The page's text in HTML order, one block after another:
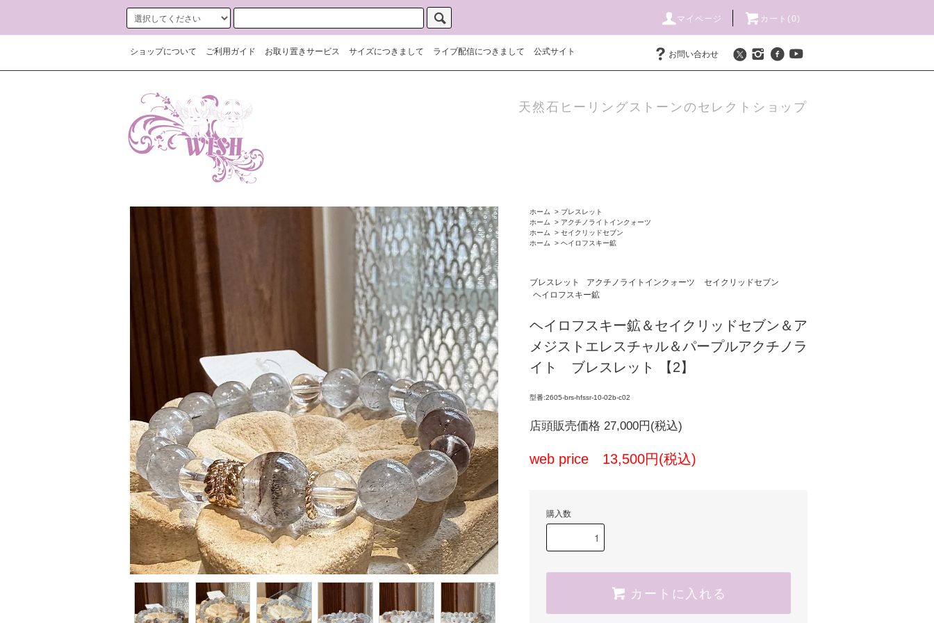
マイページ カート(0)
ショップについて ご利用ガイド お取り置きサービス サイズにつきまして ライブ配信につきまして 公式サイト お問い合わせ
天然石ヒーリングストーンのセレクトショップ
ホーム > ブレスレット
ホーム
> アクチノライトインクォーツ
ホーム
> セイクリッドセブン
ホーム
> ヘイロフスキー鉱
ブレスレット アクチノライトインクォーツ
セイクリッドセブン
ヘイロフスキー鉱
ヘイロフスキー鉱＆セイクリッドセブン＆ア
メジストエレスチャル＆パープルアクチノラ
イト ブレスレット 【2】
型番:2605-brs-hfssr-10-02b-c02
店頭販売価格 27,000円(税込)
web price 13,500円(税込)
購入数
カートに入れる